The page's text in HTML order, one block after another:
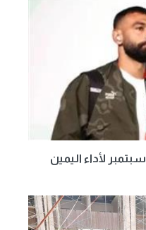
محمد صلاح أمام المحكمة في 6 سبتمبر لأداء اليمين